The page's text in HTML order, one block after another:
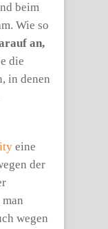
beim
Wie so
an,
die
in denen
eine
der
wegen